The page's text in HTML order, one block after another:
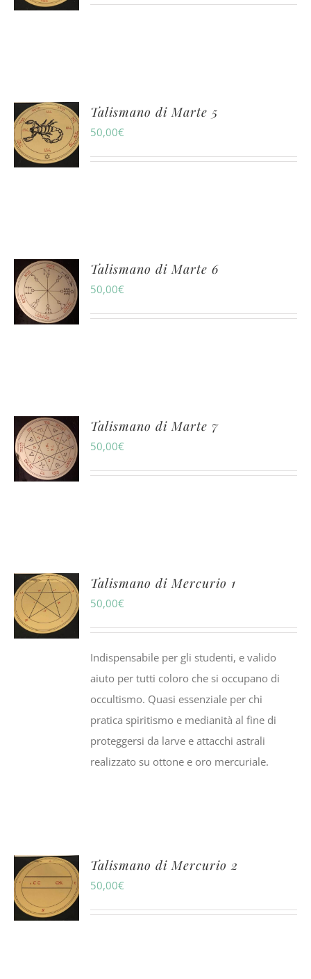
AGGIUNGI
AL
CARRELLO
Talismano di Marte 5
50,00€
AGGIUNGI
AL
CARRELLO
Talismano di Marte 6
50,00€
AGGIUNGI
AL
Talismano di Marte 7
50,00€
AGGIUNGI
AL
CARRELLO
Talismano di Mercurio 1
50,00€
Indispensabile per gli studenti, e valido
aiuto per tutti coloro che si occupano di
occultismo. Quasi essenziale per chi
pratica spiritismo e medianità al fine di
proteggersi da larve e attacchi astrali
realizzato su ottone e oro mercuriale.
AGGIUNGI
AL
CARRELLO
Talismano di Mercurio 2
50,00€